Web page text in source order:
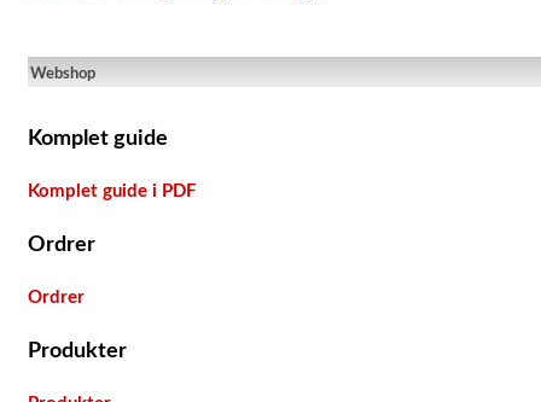
Webshop
Komplet guide
Komplet guide i PDF
Ordrer
Ordrer
Produkter